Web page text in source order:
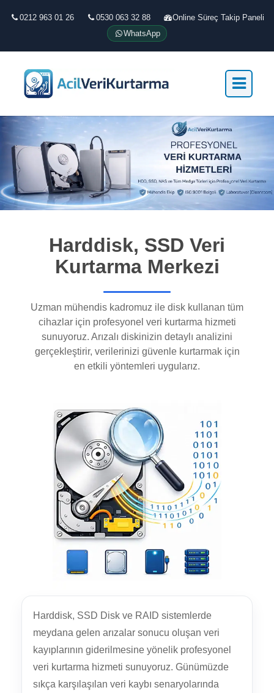
0212 963 01 26 0530 063 32 88
Online Süreç Takip Paneli
WhatsApp
Harddisk, SSD Veri
Kurtarma Merkezi
Uzman mühendis kadromuz ile disk kullanan tüm
cihazlar için profesyonel veri kurtarma hizmeti
sunuyoruz. Arızalı diskinizin detaylı analizini
gerçekleştirir, verilerinizi güvenle kurtarmak için
en etkili yöntemleri uygularız.
Harddisk, SSD Disk ve RAID sistemlerde
meydana gelen arızalar sonucu oluşan veri
kayıplarının giderilmesine yönelik profesyonel
veri kurtarma hizmeti sunuyoruz. Günümüzde
sıkça karşılaşılan veri kaybı senaryolarında